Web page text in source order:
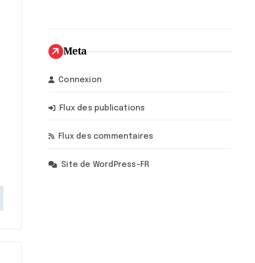
Meta
Connexion
Flux des publications
Flux des commentaires
Site de WordPress-FR